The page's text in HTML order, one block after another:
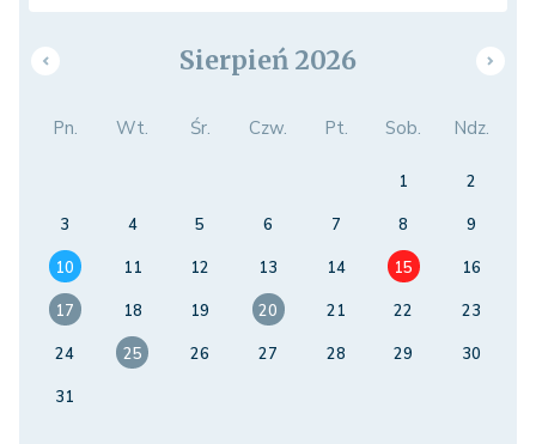
Sierpień 2026
Pn. Wt. Śr. Czw. Pt. Sob. Ndz.
1
2
3
4 5 6 7 8
9
10
11 12 13 14 15
16
17
18 19 20 21 22
23
24
25 26 27 28 29
30
31